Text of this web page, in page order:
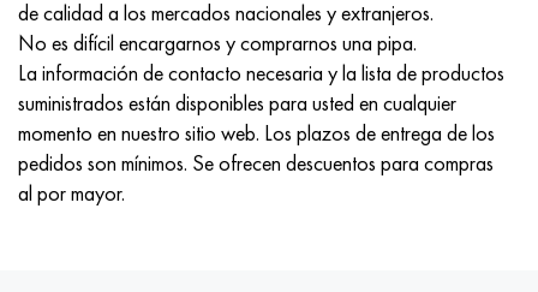
de calidad a los mercados nacionales y extranjeros.
No es difícil encargarnos y comprarnos una pipa.
La información de contacto necesaria y la lista de productos
suministrados están disponibles para usted en cualquier
momento en nuestro sitio web. Los plazos de entrega de los
pedidos son mínimos. Se ofrecen descuentos para compras
al por mayor.